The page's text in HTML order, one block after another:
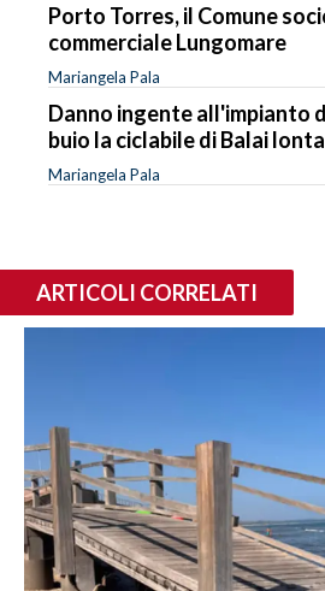
Porto Torres, il Comune
commerciale Lungomare
Mariangela Pala
Danno ingente all'impianto
buio la ciclabile di Balai
Mariangela Pala
ARTICOLI CORRELATI